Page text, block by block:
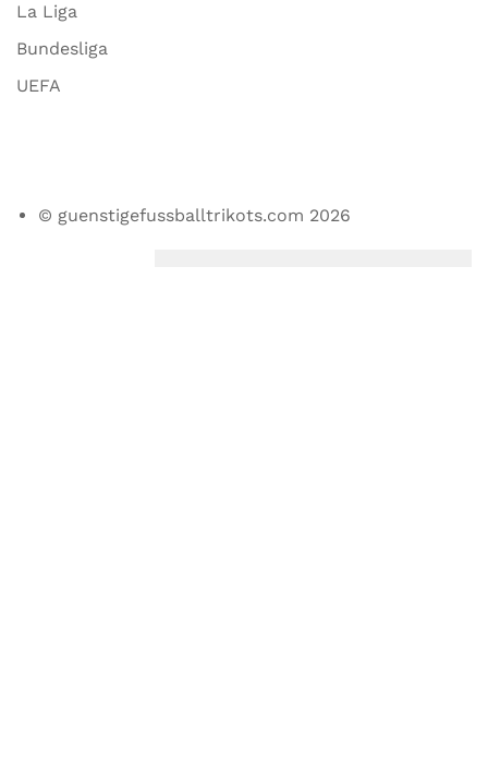
La Liga
Bundesliga
UEFA
© guenstigefussballtrikots.com 2026